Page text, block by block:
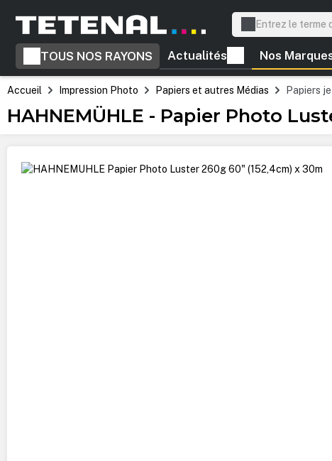
Passer à la navigation principale
TOUS NOS RAYONS Actualités Nos
Accueil Impression Photo Papiers et autres Médias Papiers
HAHNEMÜHLE - Papier Photo
Ignorer la galerie d'images